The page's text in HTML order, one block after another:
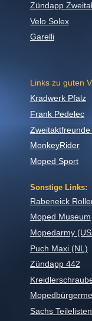
Zündapp
Velo Solex
Garelli
Links zu guten
Kradwerk Pfalz
Frank Pedelec
Zweitaktfreunde
MonkeyRider
Moped Sport
Sonstige Links:
Rabeneick
Moped Museum
Mopedarmy
Puch Maxi (NL)
Zündapp 442
Sachs